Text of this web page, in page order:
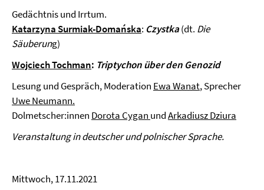
Gedächtnis und Irrtum.
Katarzyna Surmiak-Domańska: Czystka(dt. Die
Säuberung)
Wojciech Tochman: Triptychon über den Genozid
Lesung und Gespräch, Moderation Ewa Wanat, Sprecher
Uwe Neumann.
Dolmetscher:innen Dorota Cygan undArkadiusz Dziura
Veranstaltung in deutscher und polnischer Sprache.
Mittwoch, 17.11.2021